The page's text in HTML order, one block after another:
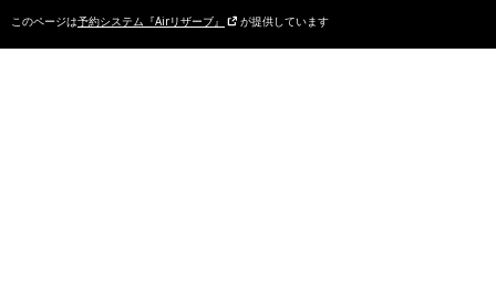
このページは予約システム『Airリザーブ』 が提供しています